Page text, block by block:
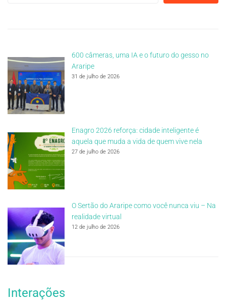
600 câmeras, uma IA e o futuro do gesso no
Araripe
31 de julho de 2026
Enagro 2026 reforça: cidade inteligente é
aquela que muda a vida de quem vive nela
27 de julho de 2026
O Sertão do Araripe como você nunca viu – Na
realidade virtual
12 de julho de 2026
Interações